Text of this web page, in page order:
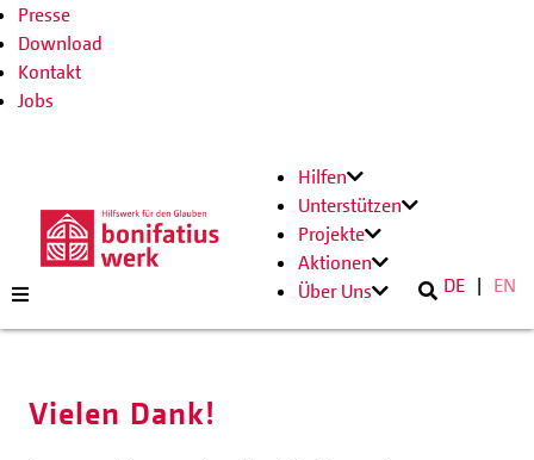
Presse
Download
Kontakt
Jobs
Hilfen
Unterstützen
Projekte
Aktionen
Über Uns
DE EN
Vielen Dank!